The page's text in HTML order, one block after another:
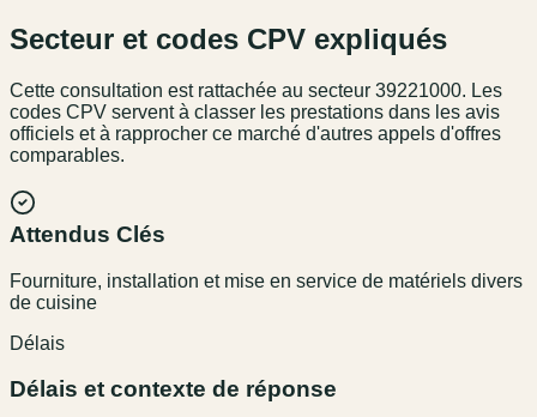
Secteur et codes CPV expliqués
Cette consultation est rattachée au secteur 39221000. Les
codes CPV servent à classer les prestations dans les avis
officiels et à rapprocher ce marché d'autres appels d'offres
comparables.
Attendus Clés
Fourniture, installation et mise en service de matériels divers
de cuisine
Délais
Délais et contexte de réponse